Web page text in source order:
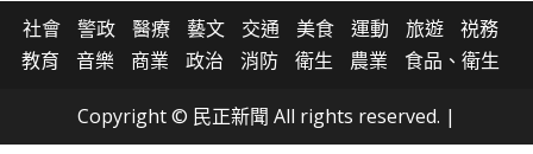
社會 警政 醫療 藝文 交通 美食 運動 旅遊
祱務
教育
音樂 商業 政治 消防 衛生 農業 食品、衛生
Copyright © 民正新聞 All rights reserved. |